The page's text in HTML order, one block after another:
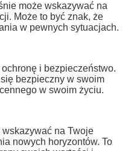
może wskazywać na
Może to być znak, że
w pewnych sytuacjach.
i bezpieczeństwo.
bezpieczny w swoim
w swoim życiu.
na Twoje
nowych horyzontów. To